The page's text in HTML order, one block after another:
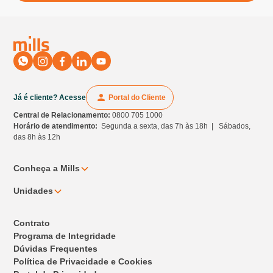
Já é cliente? Acesse Portal do Cliente
Central de Relacionamento:0800 705 1000
Horário de atendimento:Segunda a sexta, das 7h às 18h | Sábados,
das 8h às 12h
Conheça a Mills
Unidades
Contrato
Programa de Integridade
Dúvidas Frequentes
Política de Privacidade e Cookies